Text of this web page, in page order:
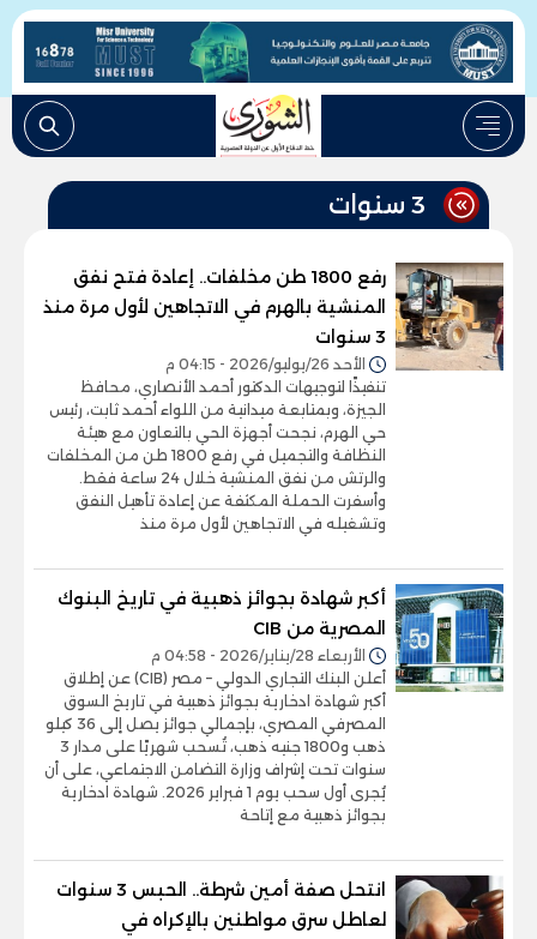
3 سنوات
رفع 1800 طن مخلفات.. إعادة فتح نفق
المنشية بالهرم في الاتجاهين لأول مرة منذ
3 سنوات
الأحد 26/يوليو/2026 - 04:15 م
تنفيذًا لتوجيهات الدكتور أحمد الأنصاري، محافظ
الجيزة، وبمتابعة ميدانية من اللواء أحمد ثابت، رئيس
حي الهرم، نجحت أجهزة الحي بالتعاون مع هيئة
النظافة والتجميل في رفع 1800 طن من المخلفات
والرتش من نفق المنشية خلال 24 ساعة فقط.
وأسفرت الحملة المكثفة عن إعادة تأهيل النفق
وتشغيله في الاتجاهين لأول مرة منذ
أكبر شهادة بجوائز ذهبية في تاريخ البنوك
المصرية من CIB
الأربعاء 28/يناير/2026 - 04:58 م
أعلن البنك التجاري الدولي – مصر (CIB) عن إطلاق
أكبر شهادة ادخارية بجوائز ذهبية في تاريخ السوق
المصرفي المصري، بإجمالي جوائز يصل إلى 36 كيلو
ذهب و1800 جنيه ذهب، تُسحب شهريًا على مدار 3
سنوات تحت إشراف وزارة التضامن الاجتماعي، على أن
يُجرى أول سحب يوم 1 فبراير 2026. شهادة ادخارية
بجوائز ذهبية مع إتاحة
انتحل صفة أمين شرطة.. الحبس 3 سنوات
لعاطل سرق مواطنين بالإكراه في